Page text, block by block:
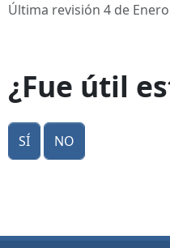
Última revisión 4 de
¿Fue útil
Sí No